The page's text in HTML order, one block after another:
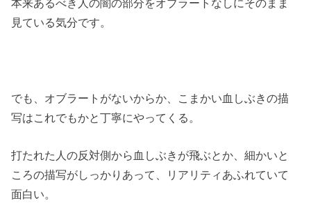
本来あるべき人の闇の部分をオブラートなしにそのまま
見ている気分です。
でも、オブラートがないからか、こまかい血しぶきの描
写はこれでもかと丁寧にやってくる。
打たれた人の反対側から血しぶきが飛ぶとか、細かいと
ころの描写がしっかりあって、リアリティあふれていて
面白い。